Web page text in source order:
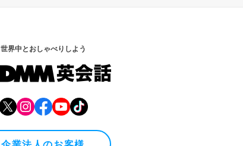
世界中とおしゃべりしよう